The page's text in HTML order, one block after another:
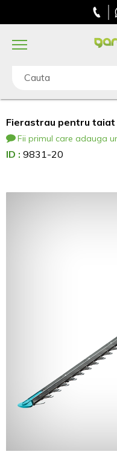
Cauta
Fierastrau pentru taiat
Fii primul care adauga
ID : 9831-20